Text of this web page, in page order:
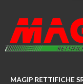
MAGIP RETTIFICHE